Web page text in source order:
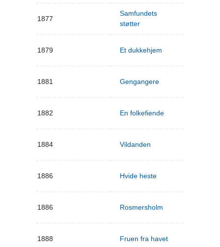
1877
Samfundets
støtter
1879 Et dukkehjem
1881 Gengangere
1882 En folkefiende
1884 Vildanden
1886 Hvide heste
1886 Rosmersholm
1888 Fruen fra havet